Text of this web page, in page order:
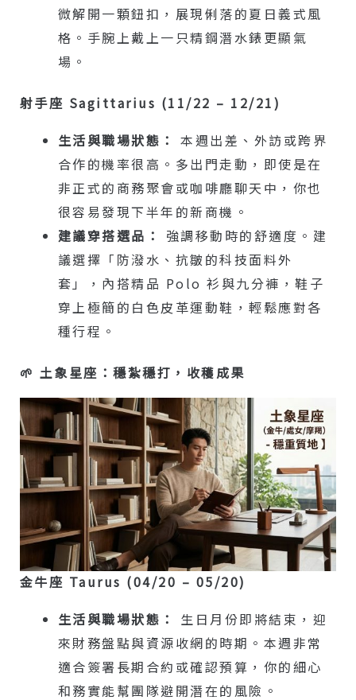
微解開一顆鈕扣，展現俐落的夏日義式風
格。手腕上戴上一只精鋼潛水錶更顯氣
場。
射手座 Sagittarius (11/22 – 12/21)
生活與職場狀態：
本週出差、外訪或跨界
合作的機率很高。多出門走動，即使是在
非正式的商務聚會或咖啡廳聊天中，你也
很容易發現下半年的新商機。
建議穿搭選品：
強調移動時的舒適度。建
議選擇「防潑水、抗皺的科技面料外
套」，內搭精品 Polo 衫與九分褲，鞋子
穿上極簡的白色皮革運動鞋，輕鬆應對各
種行程。
🌱 土象星座：穩紮穩打，收穫成果
金牛座 Taurus (04/20 – 05/20)
生活與職場狀態：
生日月份即將結束，迎
來財務盤點與資源收網的時期。本週非常
適合簽署長期合約或確認預算，你的細心
和務實能幫團隊避開潛在的風險。